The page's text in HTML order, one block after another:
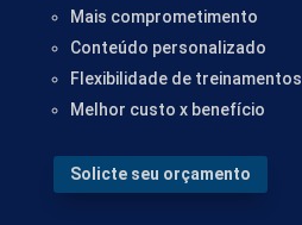
Mais comprometimento
Conteúdo personalizado
Flexibilidade de treinamentos
Melhor custo x benefício
Solicte seu orçamento